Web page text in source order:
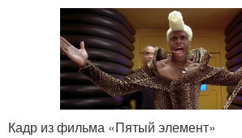
Кадр из фильма «Пятый элемент»